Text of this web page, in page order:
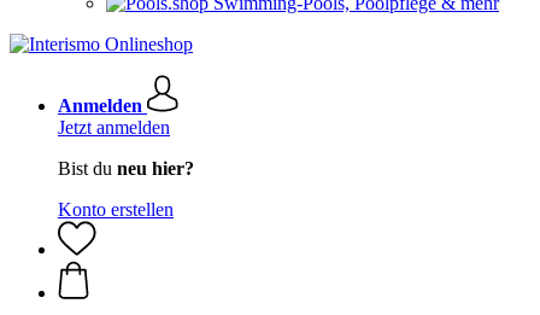
Anmelden
Jetzt anmelden
Bist du neu hier?
Konto erstellen